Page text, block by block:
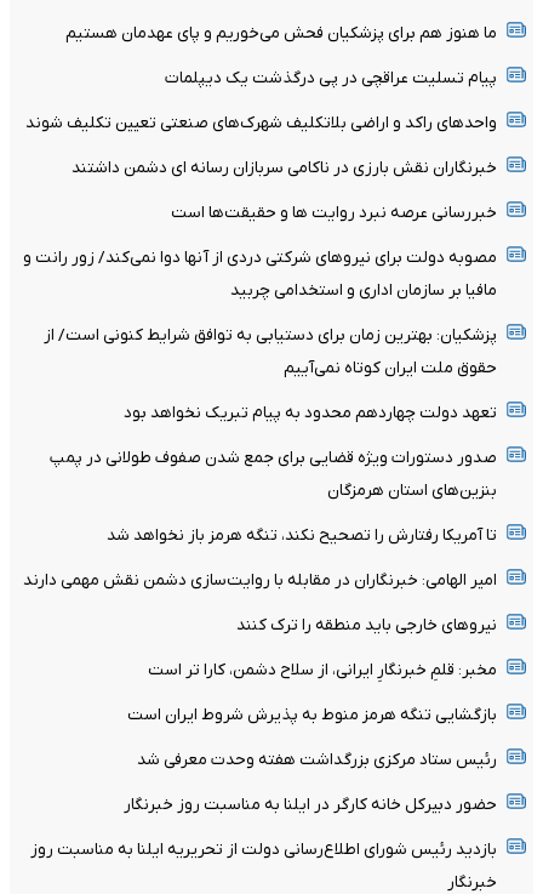
ما هنوز هم برای پزشکیان فحش می‌خوریم و پای عهدمان هستیم
پیام تسلیت عراقچی در پی درگذشت یک دیپلمات
واحدهای راکد و اراضی بلاتکلیف شهرک‌های صنعتی تعیین تکلیف شوند
خبرنگاران نقش بارزی در ناکامی سربازان رسانه ای دشمن داشتند
خبررسانی عرصه نبرد روایت ها و حقیقت‌ها است
مصوبه دولت برای نیروهای شرکتی دردی از آنها دوا نمی‌کند/ زور رانت و
مافیا بر سازمان اداری و استخدامی چربید
پزشکیان‌: بهترین زمان برای دستیابی به توافق شرایط کنونی است/ از
حقوق ملت ایران کوتاه نمی‌آییم
تعهد دولت چهاردهم محدود به پیام تبریک نخواهد بود
صدور دستورات ویژه قضایی برای جمع شدن صفوف طولانی در پمپ
بنزین‌های استان هرمزگان
تا آمریکا رفتارش را تصحیح نکند، تنگه هرمز باز نخواهد شد
امیر الهامی: خبرنگاران در مقابله با روایت‌سازی دشمن نقش مهمی دارند
نیرو‌های خارجی باید منطقه را ترک کنند
مخبر: قلمِ خبرنگارِ ایرانی، از سلاح دشمن، کارا تر است
بازگشایی تنگه هرمز منوط به پذیرش شروط ایران است
رئیس ستاد مرکزی بزرگداشت هفته وحدت معرفی شد
حضور دبیرکل خانه کارگر در ایلنا به مناسبت روز خبرنگار
بازدید رئیس شورای اطلاع‌رسانی دولت از تحریریه ایلنا به مناسبت روز
خبرنگار